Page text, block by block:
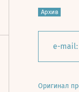
Архив
e-mail:
Оригинал